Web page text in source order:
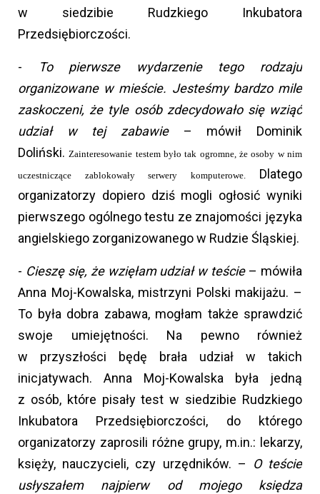
w siedzibie Rudzkiego Inkubatora
Przedsiębiorczości.
-
To pierwsze wydarzenie tego rodzaju
organizowane w mieście. Jesteśmy bardzo mile
zaskoczeni, że tyle osób zdecydowało się wziąć
udział w tej zabawie – mówił Dominik
Doliński.Zainteresowanie testem było tak ogromne, że osoby w nim
uczestniczące zablokowały serwery komputerowe.Dlatego
organizatorzy dopiero dziś mogli ogłosić wyniki
pierwszego ogólnego testu ze znajomości języka
angielskiego zorganizowanego w Rudzie Śląskiej.
- Cieszę się, że wzięłam udział w teście– mówiła
Anna Moj-Kowalska, mistrzyni Polski makijażu. –
To była dobra zabawa, mogłam także sprawdzić
swoje umiejętności. Na pewno również
w przyszłości będę brała udział w takich
inicjatywach. Anna Moj-Kowalska była jedną
z osób, które pisały test w siedzibie Rudzkiego
Inkubatora Przedsiębiorczości, do którego
organizatorzy zaprosili różne grupy, m.in.: lekarzy,
księży, nauczycieli, czy urzędników. –
O teście
usłyszałem najpierw od mojego księdza